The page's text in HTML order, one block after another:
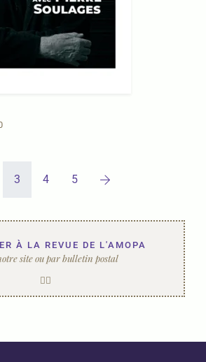
3 4 5
À LA REVUE DE L'AMOPA
site ou par bulletin postal